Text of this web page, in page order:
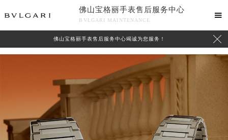
佛山宝格丽手表售后服务中心
BVLGARI MAINTENANCE

佛山宝格丽手表售后服务中心竭诚为您服务！ 
联系我们